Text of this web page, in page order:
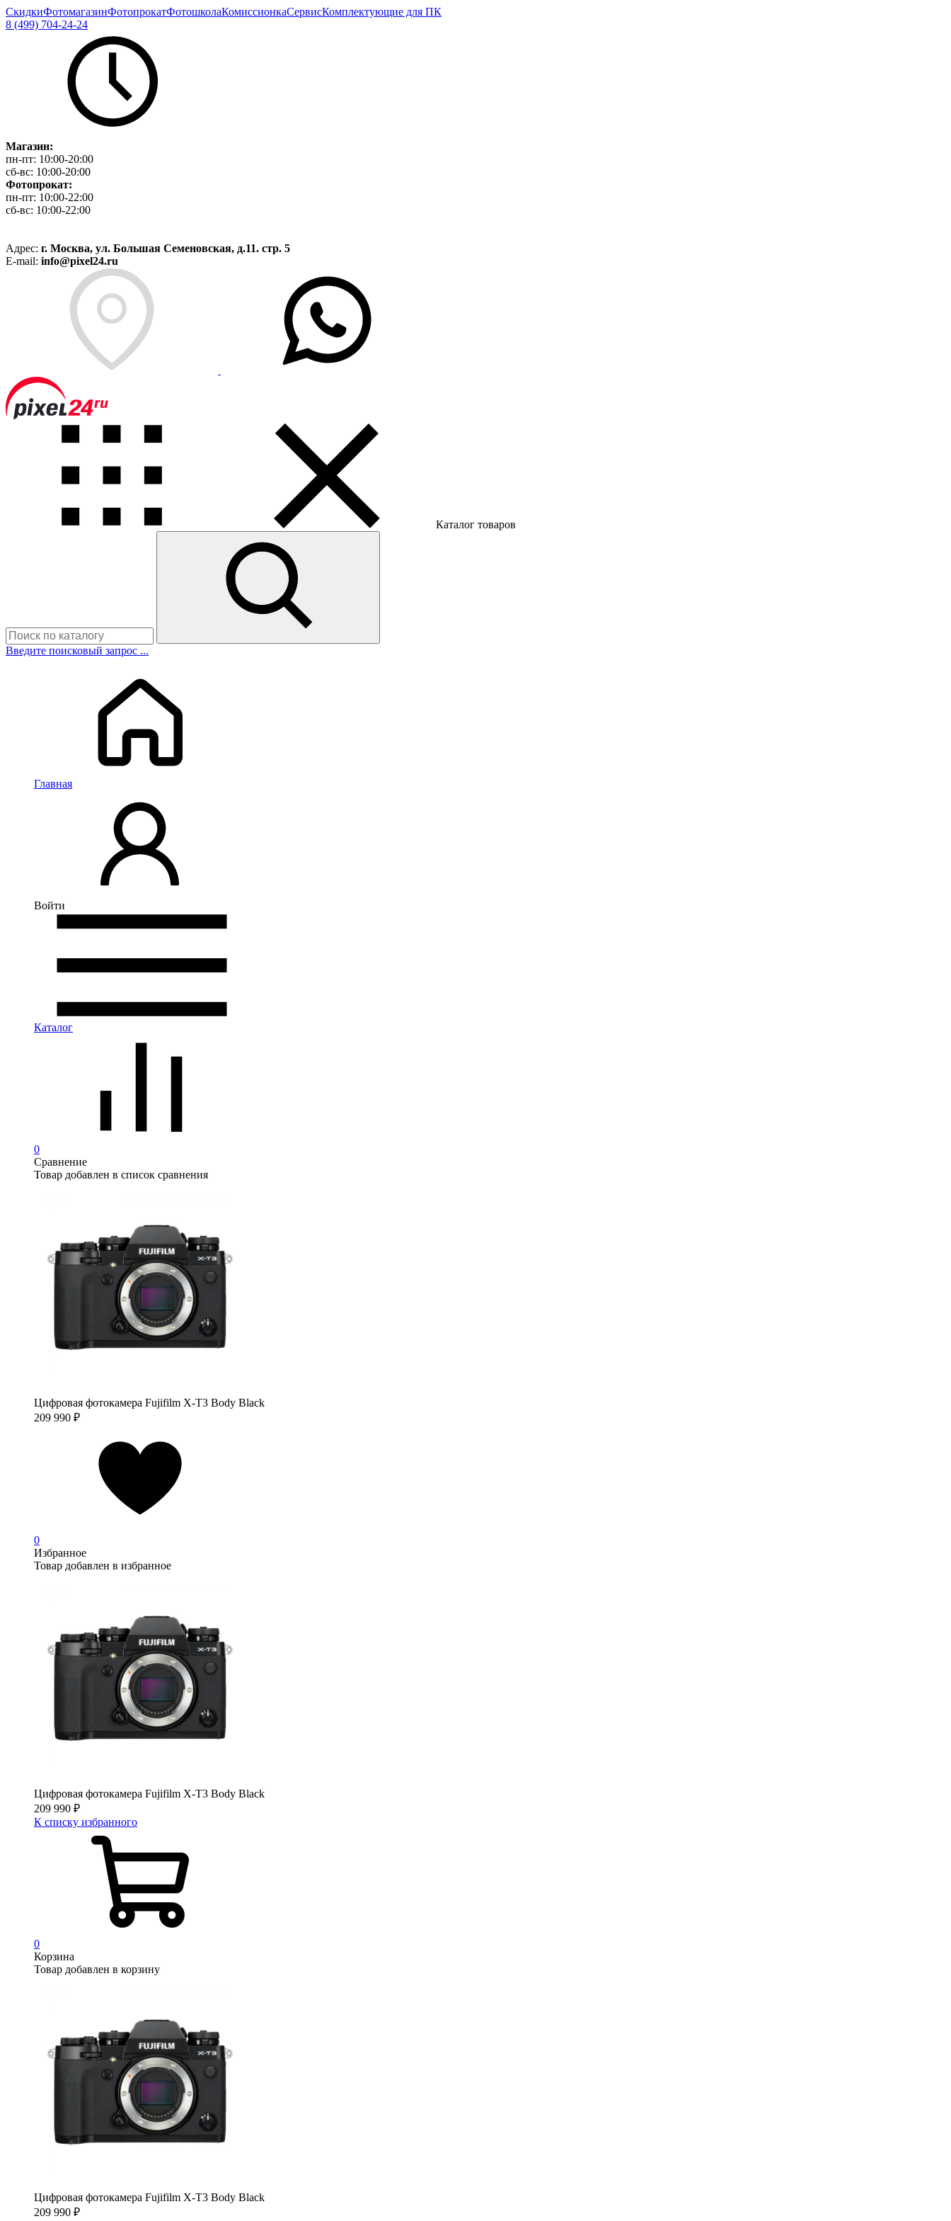
СкидкиФотомагазинФотопрокатФотошколаКомиссионкаСервисКомплектующие для ПК
8 (499) 704-24-24
Магазин:
пн-пт: 10:00-20:00
сб-вс: 10:00-20:00
Фотопрокат:
пн-пт: 10:00-22:00
сб-вс: 10:00-22:00
Адрес: г. Москва, ул. Большая Семеновская, д.11. стр. 5
E-mail: info@pixel24.ru
Каталог товаров
Введите поисковый запрос ...
Главная
Войти
Каталог
0
Сравнение
Товар добавлен в список сравнения
Цифровая фотокамера Fujifilm X-T3 Body Black
209 990 ₽
0
Избранное
Товар добавлен в избранное
Цифровая фотокамера Fujifilm X-T3 Body Black
209 990 ₽
К списку избранного
0
Корзина
Товар добавлен в корзину
Цифровая фотокамера Fujifilm X-T3 Body Black
209 990 ₽